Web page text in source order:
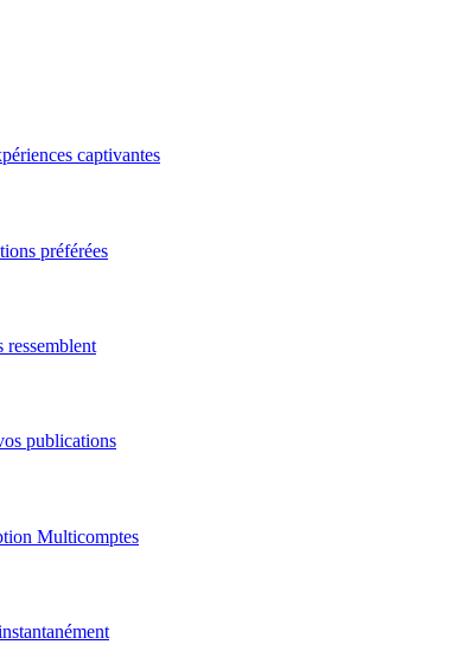
captivantes
préférées
ressemblent
publications
Multicomptes